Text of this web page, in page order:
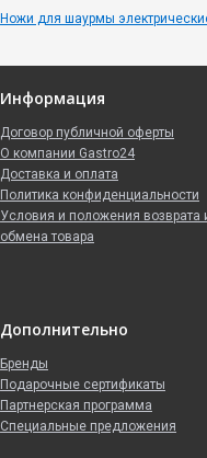
Ножи для шаурмы
Информация
Договор публичной оферты
О компании Gastro24
Доставка и оплата
Политика конфиденциальности
Условия и положения возврата
обмена товара
Дополнительно
Бренды
Подарочные сертификаты
Партнерская программа
Специальные предложения